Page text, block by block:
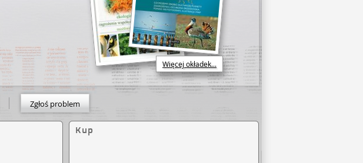
Więcej okładek...
Zgłoś problem
Kup